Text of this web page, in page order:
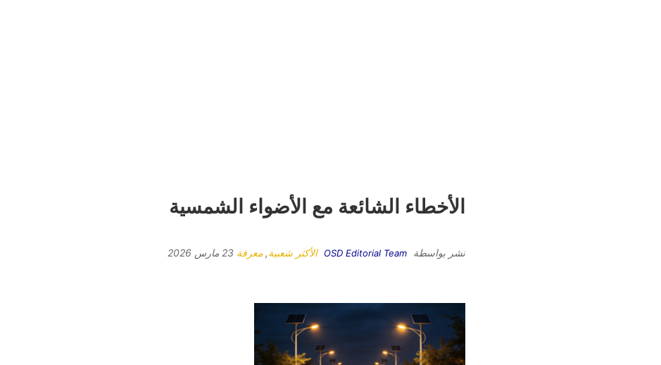
الأخطاء الشائعة مع الأضواء الشمسية
نشر بواسطة OSD Editorial Team الأكثر شعبية,معرفة 23 مارس 2026